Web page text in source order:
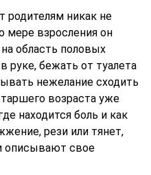
родителям никак не
мере взросления он
область половых
руке, бежать от туалета
нежелание сходить
возраста уже
находится боль и как
рези или тянет,
описывают свое